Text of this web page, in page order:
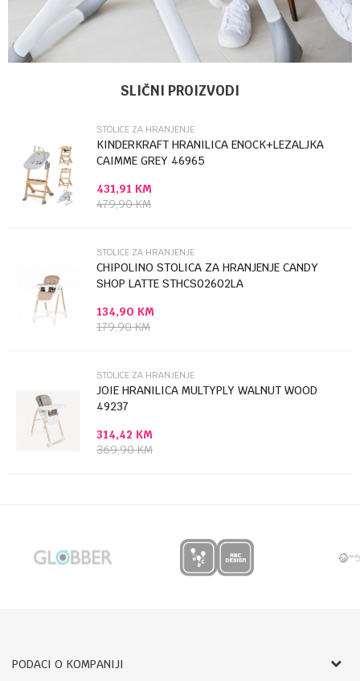
Stolice za hranjenje
Poruka
Anti-spam zaštita - izračunajte koliko je 9 - 4 :
SLIČNI PROIZVODI
STOLICE ZA HRANJENJE
KINDERKRAFT HRANILICA ENOCK+LEZALJKA
CAIMME GREY 46965
431,91 KM
479,90KM
STOLICE ZA HRANJENJE
CHIPOLINO STOLICA ZA HRANJENJE CANDY
SHOP LATTE STHCS02602LA
134,90 KM
179,90KM
STOLICE ZA HRANJENJE
JOIE HRANILICA MULTYPLY WALNUT WOOD
49237
314,42 KM
369,90KM
PODACI O KOMPANIJI